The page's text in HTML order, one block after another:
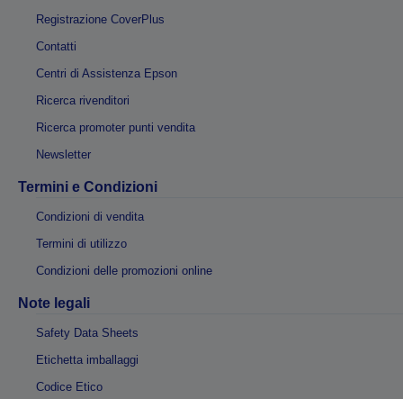
Registrazione CoverPlus
Contatti
Centri di Assistenza Epson
Ricerca rivenditori
Ricerca promoter punti vendita
Newsletter
Termini e Condizioni
Condizioni di vendita
Termini di utilizzo
Condizioni delle promozioni online
Note legali
Safety Data Sheets
Etichetta imballaggi
Codice Etico